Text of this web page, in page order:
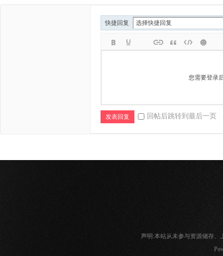
快捷回复
您需要登录
发表回复 回帖后跳转到最后一页
声明:本站从未参与资源储存、